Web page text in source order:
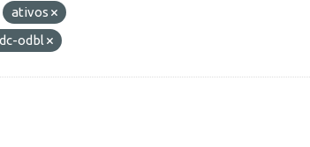
ativos
odbl